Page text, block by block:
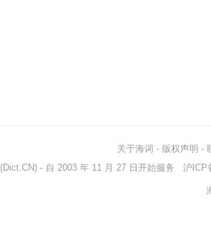
关于海词 - 版权声明 -
(Dict.CN) - 自 2003 年 11 月 27 日开始服务 沪ICP